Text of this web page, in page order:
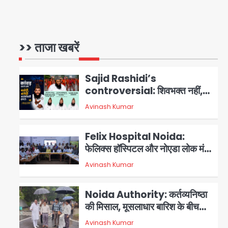
>> ताजा खबरें
1
2
Sajid Rashidi’s
controversial: शिवभक्त नहीं,
आतंकवादी हैं’, मौलाना का कांवड़ियों पर
विवादित बयान, BJP विधायक ने कराई
Avinash Kumar
3
Felix Hospital Noida:
फेलिक्स हॉस्पिटल और नोएडा लोक मंच
की पहल, अब सिर्फ 30 रुपये में मिलेगी
24 घंटे ऑनलाइन डॉक्टर परामर्श
Avinash Kumar
Noida Authority: कर्तव्यनिष्ठा
की मिसाल, मूसलाधार बारिश के बीच
नोएडा प्राधिकरण ने संभाला मोर्चा,
Avinash Kumar